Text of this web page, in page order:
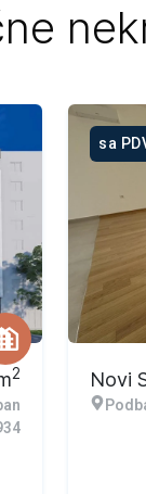
2
sa
Novi